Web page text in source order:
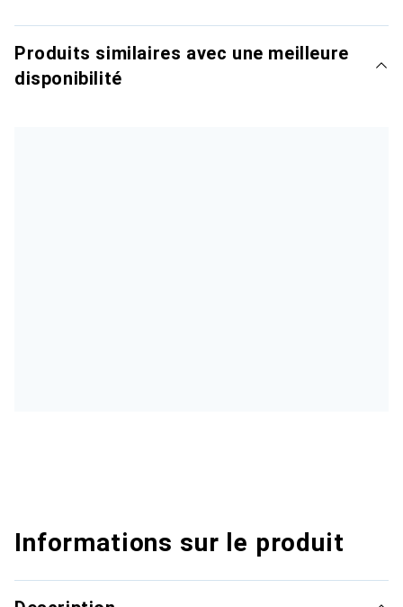
Produits similaires avec une meilleure
disponibilité
Informations sur le produit